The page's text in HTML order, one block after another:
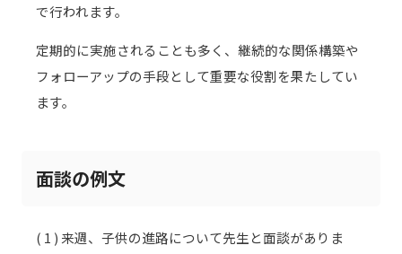
で行われます。
定期的に実施されることも多く、継続的な関係構築や
フォローアップの手段として重要な役割を果たしてい
ます。
面談の例文
( 1 ) 来週、子供の進路について先生と面談がありま